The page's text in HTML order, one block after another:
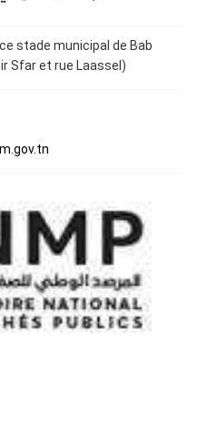
stade municipal de Bab
Sfar et rue Laassel)